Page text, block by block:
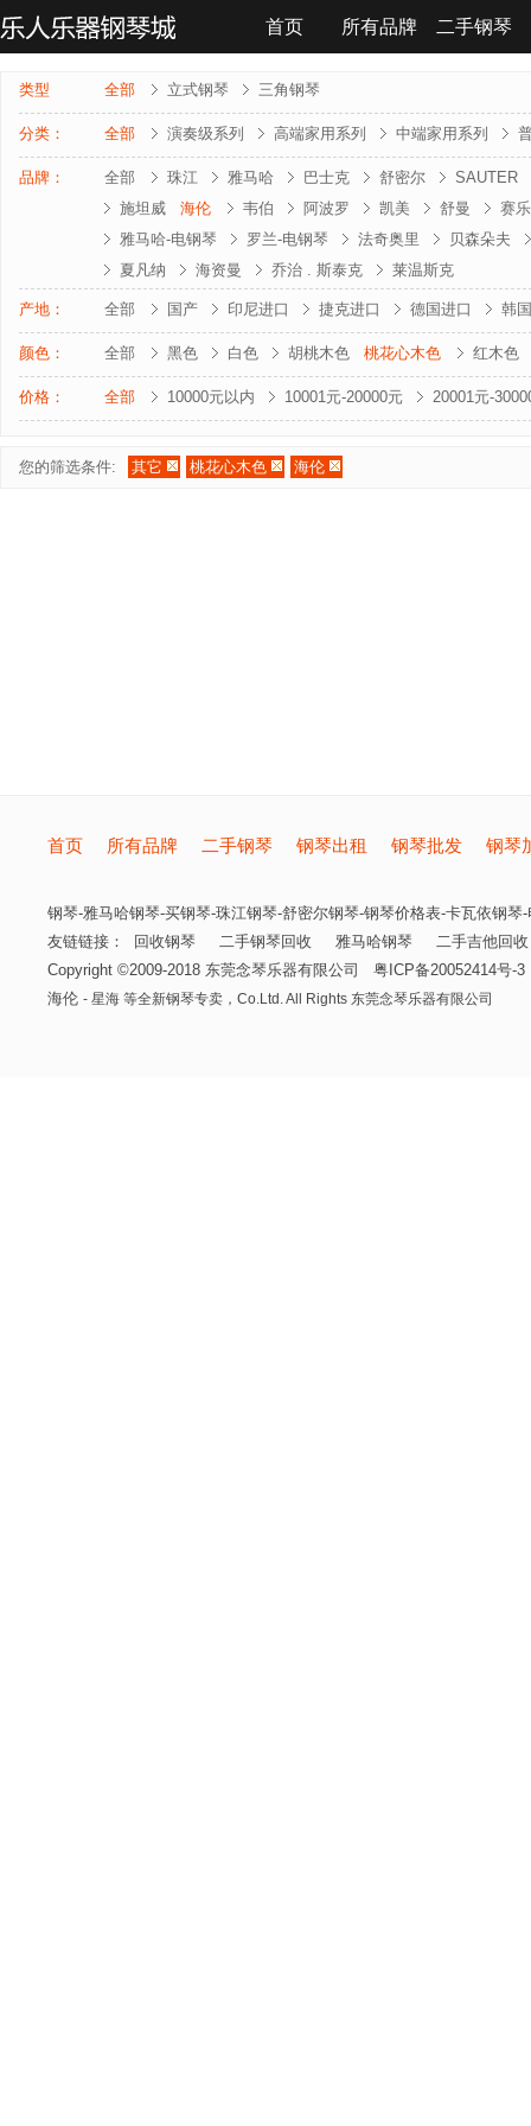
首页 所有品牌 二手钢琴
联系我们
类型 全部 立式钢琴 三角钢琴
分类： 全部 演奏级系列 高端家用系列 中端家用系列
品牌： 全部 珠江 雅马哈 巴士克 舒密尔
SAUTER
施坦威
海伦 韦伯 阿波罗 凯美 舒曼
赛
雅马哈-电钢琴
罗兰-电钢琴 法奇奥里
贝森朵夫
夏凡纳
海资曼 乔治 . 斯泰克 莱温斯克
产地： 全部 国产 印尼进口 捷克进口 德国进口 韩
颜色： 全部 黑色 白色 胡桃木色 桃花心木色 红木色
价格： 全部 10000元以内 10001元-20000元 20001元-
您的筛选条件: 其它 桃花心木色 海伦
首页 所有品牌 二手钢琴 钢琴出租 钢琴批发 钢琴
钢琴-雅马哈钢琴-买钢琴-珠江钢琴-舒密尔钢琴-钢琴价格表-卡瓦依钢琴
友链链接：
回收钢琴 二手钢琴回收 雅马哈钢琴
二手吉他回收
Copyright ©2009-2018 东莞念琴乐器有限公司
粤ICP备20052414号-3
海伦 - 星海 等全新钢琴专卖， Co.Ltd. All Rights 东莞念琴乐器有限公司